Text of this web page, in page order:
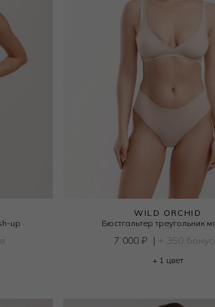
up
WILD ORCHID
Бюстгальтер треугольник
7 000 ₽ | + 350
+ 1 цвет